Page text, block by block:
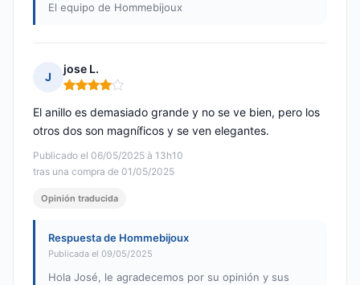
El equipo de Hommebijoux
J
jose L.
Nota: 4 de 5
Publicado el 06/05/2025 à 13h10
tras una compra de 01/05/2025
El anillo es demasiado grande y no se ve bien, pero los
otros dos son magníficos y se ven elegantes.
Opinión traducida
Respuesta de Hommebijoux
Publicada el 09/05/2025
Hola José, le agradecemos por su opinión y sus